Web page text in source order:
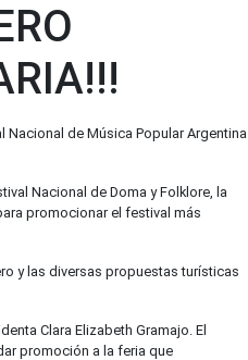
Nacional de Música Popular Argentina
Nacional de Doma y Folklore, la
promocionar el festival más
y las diversas propuestas turísticas
Clara Elizabeth Gramajo. El
promoción a la feria que